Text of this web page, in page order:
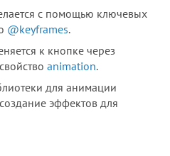
с помощью ключевых
@keyframes.
к кнопке через
animation.
для анимации
эффектов для